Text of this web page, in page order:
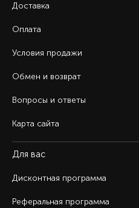
Доставка
Оплата
Условия продажи
Обмен и возврат
Вопросы и ответы
Карта сайта
Для вас
Дисконтная программа
Реферальная программа